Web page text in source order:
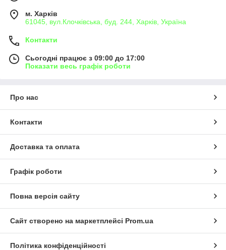
м. Харків
61045, вул.Клочківська, буд. 244, Харків, Україна
Контакти
Сьогодні працює з 09:00 до 17:00
Показати весь графік роботи
Про нас
Контакти
Доставка та оплата
Графік роботи
Повна версія сайту
Сайт створено на маркетплейсі Prom.ua
Політика конфіденційності